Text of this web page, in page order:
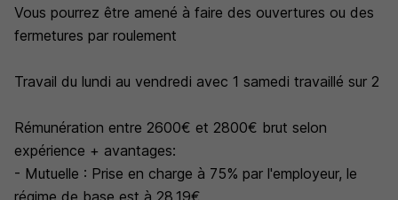
Vous pourrez être amené à faire des ouvertures ou des
fermetures par roulement
Travail du lundi au vendredi avec 1 samedi travaillé sur 2
Rémunération entre 2600€ et 2800€ brut selon
expérience + avantages:
- Mutuelle : Prise en charge à 75% par l'employeur, le
régime de base est à 28,19€